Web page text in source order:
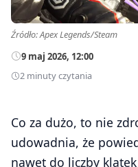
Źródło: Apex Legends/Steam
9 maj 2026, 12:00
2 minuty czytania
Co za dużo, to nie
udowadnia, że
nawet do liczby